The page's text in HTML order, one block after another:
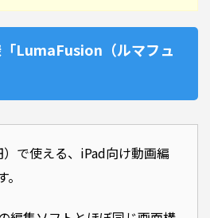
LumaFusion（ルマフュ
で使える、iPad向け動画編